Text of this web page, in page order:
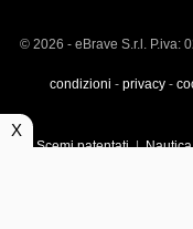
© 2026 - eBrave S.r.l. P.iva:
condizioni - privacy-
Scemi patentati|Nautica
X